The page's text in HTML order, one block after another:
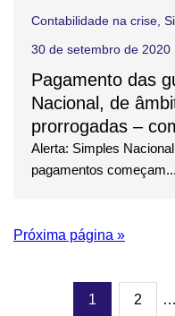
Contabilidade na crise,
30 de setembro de 2020
Pagamento das
Nacional, de
prorrogadas –
Alerta: Simples
pagamentos começam...
Próxima página »
1 2 …